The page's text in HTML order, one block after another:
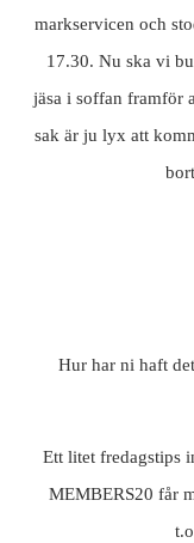
markservicen och
17.30. Nu ska vi
jäsa i soffan framför
sak är ju lyx att
Hur har ni haft
Ett litet fredagstips
MEMBERS20 får